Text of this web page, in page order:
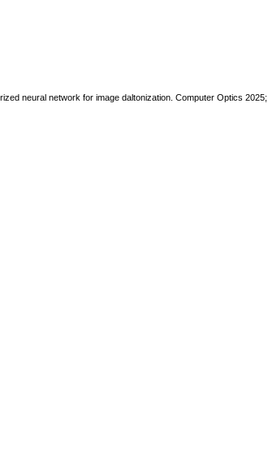
neural network for image daltonization. Computer Optics